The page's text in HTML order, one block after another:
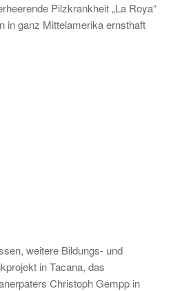
Pilzkrankheit „La Roya“
in ganz Mittelamerika ernsthaft
weitere Bildungs- und
in Tacana, das
Christoph Gempp in